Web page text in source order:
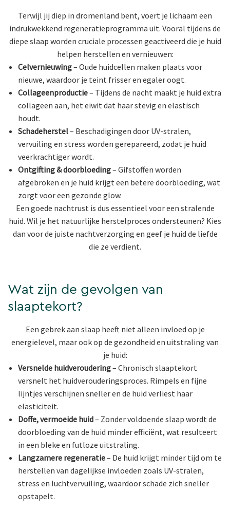
Terwijl jij diep in dromenland bent, voert je lichaam een
indrukwekkend regeneratieprogramma uit. Vooral tijdens de
diepe slaap worden cruciale processen geactiveerd die je huid
helpen herstellen en vernieuwen:
Celvernieuwing– Oude huidcellen maken plaats voor
nieuwe, waardoor je teint frisser en egaler oogt.
Collageenproductie– Tijdens de nacht maakt je huid extra
collageen aan, het eiwit dat haar stevig en elastisch
houdt.
Schadeherstel– Beschadigingen door UV-stralen,
vervuiling en stress worden gerepareerd, zodat je huid
veerkrachtiger wordt.
Ontgifting & doorbloeding– Gifstoffen worden
afgebroken en je huid krijgt een betere doorbloeding, wat
zorgt voor een gezonde glow.
Een goede nachtrust is dus essentieel voor een stralende
huid. Wil je het natuurlijke herstelproces ondersteunen? Kies
dan voor de juiste nachtverzorging en geef je huid de liefde
die ze verdient.
Wat zijn de gevolgen van
slaaptekort?
Een gebrek aan slaap heeft niet alleen invloed op je
energielevel, maar ook op de gezondheid en uitstraling van
je huid:
Versnelde huidveroudering– Chronisch slaaptekort
versnelt het huidverouderingsproces. Rimpels en fijne
lijntjes verschijnen sneller en de huid verliest haar
elasticiteit.
Doffe, vermoeide huid– Zonder voldoende slaap wordt de
doorbloeding van de huid minder efficiënt, wat resulteert
in een bleke en futloze uitstraling.
Langzamere regeneratie– De huid krijgt minder tijd om te
herstellen van dagelijkse invloeden zoals UV-stralen,
stress en luchtvervuiling, waardoor schade zich sneller
opstapelt.